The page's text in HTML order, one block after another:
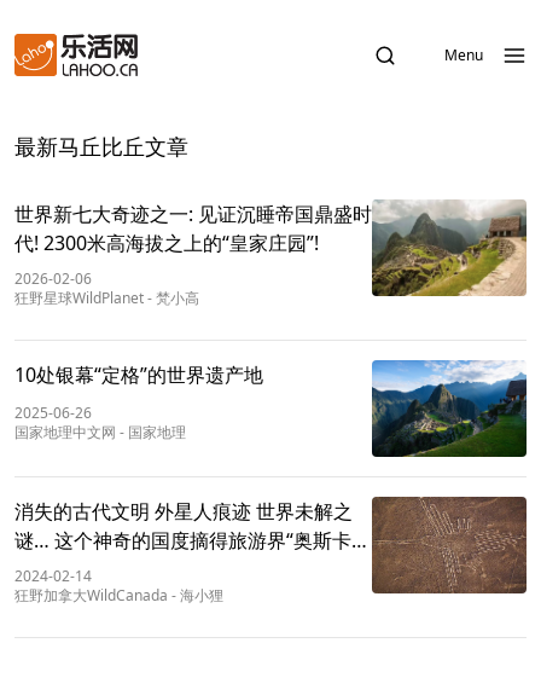
Menu
最新马丘比丘文章
世界新七大奇迹之一: 见证沉睡帝国鼎盛时
代! 2300米高海拔之上的“皇家庄园”!
2026-02-06
狂野星球WildPlanet-梵小高
10处银幕“定格”的世界遗产地
2025-06-26
国家地理中文网 - 国家地理
消失的古代文明 外星人痕迹 世界未解之
谜… 这个神奇的国度摘得旅游界“奥斯卡”
四项大奖！
2024-02-14
狂野加拿大WildCanada -海小狸